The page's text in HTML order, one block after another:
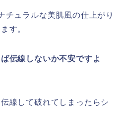
チュラルな美肌風の仕上がり
す。
伝線しないか不安ですよ
線して破れてしまったらシ